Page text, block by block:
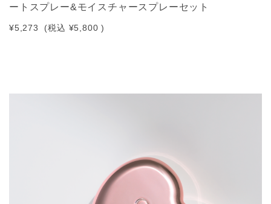
ートスプレー&モイスチャースプレーセット
¥5,273 (税込 ¥5,800 )